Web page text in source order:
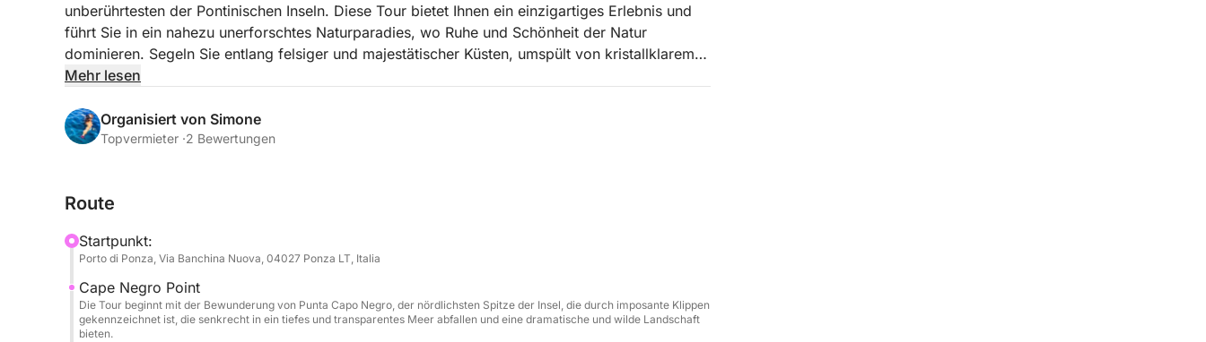
unberührtesten der Pontinischen Inseln. Diese Tour bietet Ihnen ein einzigartiges Erlebnis und
führt Sie in ein nahezu unerforschtes Naturparadies, wo Ruhe und Schönheit der Natur
dominieren. Segeln Sie entlang felsiger und majestätischer Küsten, umspült von kristallklarem
Meer, und entdecken Sie die reiche Meeres- und Landfauna der Insel, darunter die berühmte
Besuch bedeutet, in eine ursprüngliche Umgebung einzutauchen, fernab vom Trubel, wo sich
die Natur in all ihrer Kraft und Pracht zeigt. Diese Tour ist ideal für alle, die tiefe Entspannung
diesem Abenteuer und sorgt für Ihren Komfort und Ihre Sicherheit, während Sie jeden Moment
Mehr lesen
Organisiert von Simone
Topvermieter ·2 Bewertungen
Route
Startpunkt:
Porto di Ponza, Via Banchina Nuova, 04027 Ponza LT, Italia
Cape Negro Point
Die Tour beginnt mit der Bewunderung von Punta Capo Negro, der nördlichsten Spitze der Insel, die durch imposante Klippen
gekennzeichnet ist, die senkrecht in ein tiefes und transparentes Meer abfallen und eine dramatische und wilde Landschaft
bieten.